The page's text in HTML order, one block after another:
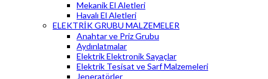
Mekanik El Aletleri
Havalı El Aletleri
ELEKTRİK GRUBU MALZEMELER
Anahtar ve Priz Grubu
Aydınlatmalar
Elektrik Elektronik Sayaçlar
Elektrik Tesisat ve Sarf Malzemeleri
Jeneratörler